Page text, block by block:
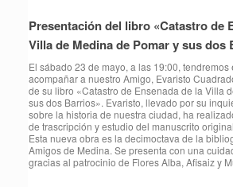
Presentación del libro «Catastro de
Villa de Medina de Pomar y sus dos
El sábado 23 de mayo, a las 19:00,
acompañar a nuestro Amigo, Evaristo
de su libro «Catastro de Ensenada de la Villa
sus dos Barrios». Evaristo, llevado por su
sobre la historia de nuestra ciudad, ha
de trascripción y estudio del manuscrito
Esta nueva obra es la decimoctava de la
Amigos de Medina. Se presenta con una
gracias al patrocinio de Flores Alba, Afisaiz y